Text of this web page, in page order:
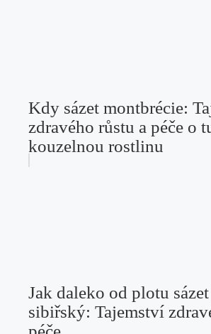
Kdy sázet montbrécie:
zdravého růstu a péče o
kouzelnou rostlinu
Jak daleko od plotu
sibiřský: Tajemství